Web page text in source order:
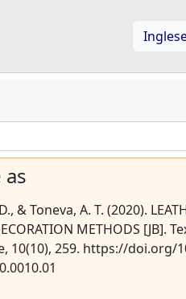
as
& Toneva, A. T. (2020).
METHODS [JB].
10(10), 259. https://doi.org/